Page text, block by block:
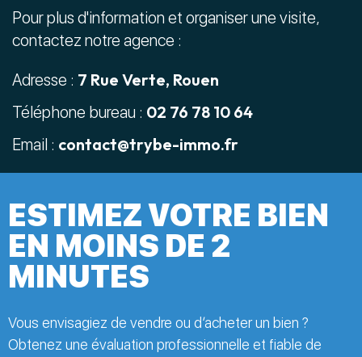
Pour plus d'information et organiser une visite,
contactez notre agence :
Adresse : 7 Rue Verte, Rouen
Téléphone bureau : 02 76 78 10 64
Email : contact@trybe-immo.fr
ESTIMEZ VOTRE BIEN
EN MOINS DE 2
MINUTES
Vous envisagiez de vendre ou d’acheter un bien ?
Obtenez une évaluation professionnelle et fiable de